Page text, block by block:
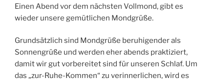
Einen Abend vor dem nächsten Vollmond, gibt es
wieder unsere gemütlichen Mondgrüße.
Grundsätzlich sind Mondgrüße beruhigender als
Sonnengrüße und werden eher abends praktiziert,
damit wir gut vorbereitet sind für unseren Schlaf. Um
das „zur-Ruhe-Kommen“ zu verinnerlichen, wird es